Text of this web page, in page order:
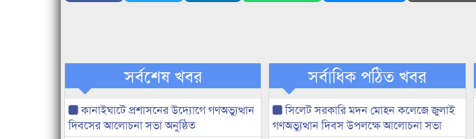
সর্বশেষ খবর
কানাইঘাটে প্রশাসনের উদ্যোগে গণঅভ্যুত্থান
দিবসের আলোচনা সভা অনুষ্ঠিত
সর্বাধিক পঠিত খবর
সিলেট সরকারি মদন মোহন কলেজে জুলাই
গণঅভ্যুত্থান দিবস উপলক্ষে আলোচনা সভা